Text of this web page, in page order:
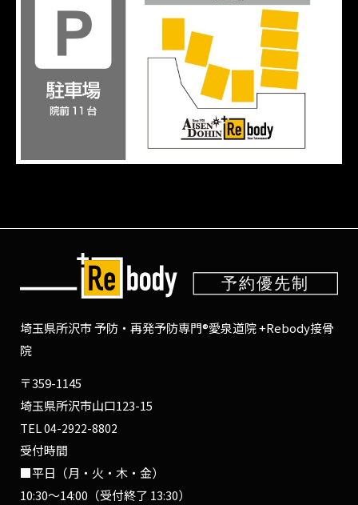
埼玉県所沢市 予防・再発予防専門®愛泉道院 +Rebody接骨
院
〒359-1145
埼玉県所沢市山口123-15
TEL04-2922-8802
受付時間
■平日（月・火・木・金）
10:30〜14:00（受付終了 13:30）